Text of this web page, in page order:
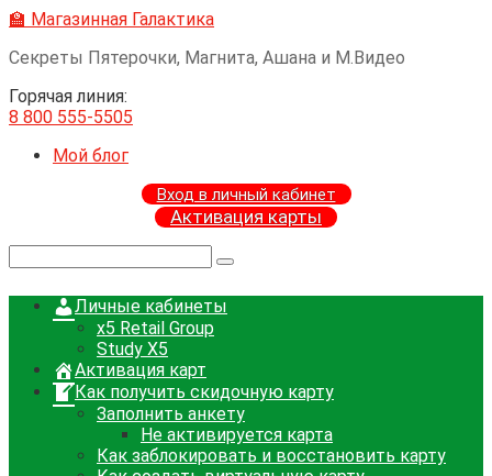
Перейти
контенту
🏫 Магазинная Галактика
Секреты Пятерочки, Магнита, Ашана и М.Видео
Горячая линия:
8 800 555-5505
Мой блог
Вход в личный кабинет
Активация карты
Личные кабинеты
x5 Retail Group
Study X5
Активация карт
Как получить скидочную карту
Заполнить анкету
Не активируется карта
Как заблокировать и восстановить карту